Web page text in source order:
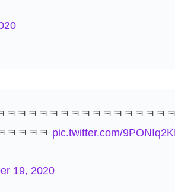
ㅋㅋㅋㅋㅋㅋㅋㅋㅋㅋㅋㅋㅋㅋ
ㅋㅋㅋㅋ pic.twitter.com/
19, 2020